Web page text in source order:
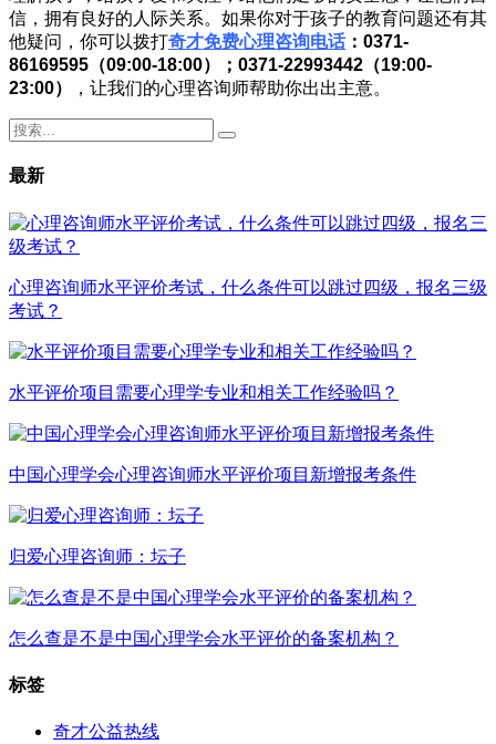
信，拥有良好的人际关系。如果你对于孩子的教育问题还有其
他疑问，你可以拨打奇才免费心理咨询电话：0371-
86169595（09:00-18:00）；0371-22993442（19:00-
23:00）
，让我们的心理咨询师帮助你出出主意。
最新
心理咨询师水平评价考试，什么条件可以跳过四级，报名三级
考试？
水平评价项目需要心理学专业和相关工作经验吗？
中国心理学会心理咨询师水平评价项目新增报考条件
归爱心理咨询师：坛子
怎么查是不是中国心理学会水平评价的备案机构？
标签
奇才公益热线